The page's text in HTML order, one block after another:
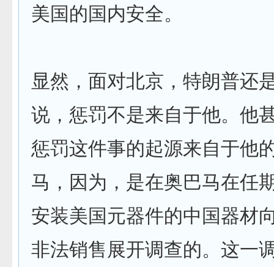
美国的国内安全。
显然，面对北京，特朗普还
说，惩罚不是来自于他。他
惩罚这件事的起源来自于他
马，因为，是在奥巴马在任
安装美国元器件的中国器材
非法销售展开调查的。这一